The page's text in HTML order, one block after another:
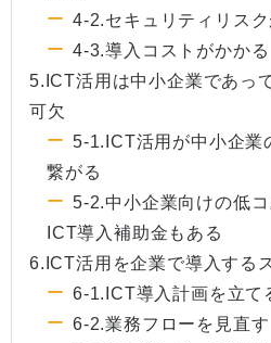
4-2.セキュリティリス
4-3.導入コストがかかる
5.ICT活用は中小企業であっ
可欠
5-1.ICT活用が中小企業
繋がる
5-2.中小企業向けの低
ICT導入補助金もある
6.ICT活用を企業で導入する
6-1.ICT導入計画を立て
6-2.業務フローを見直す